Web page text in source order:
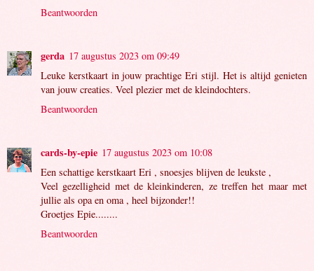
Beantwoorden
gerda 17 augustus 2023 om 09:49
Leuke kerstkaart in jouw prachtige Eri stijl. Het is altijd genieten
van jouw creaties. Veel plezier met de kleindochters.
Beantwoorden
cards-by-epie 17 augustus 2023 om 10:08
Een schattige kerstkaart Eri , snoesjes blijven de leukste ,
Veel gezelligheid met de kleinkinderen, ze treffen het maar met
jullie als opa en oma , heel bijzonder!!
Groetjes Epie........
Beantwoorden